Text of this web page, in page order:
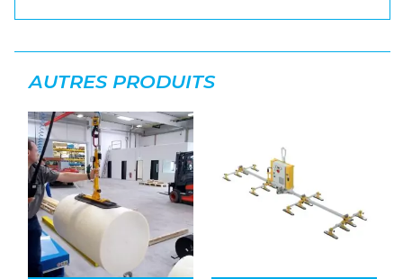
AUTRES PRODUITS